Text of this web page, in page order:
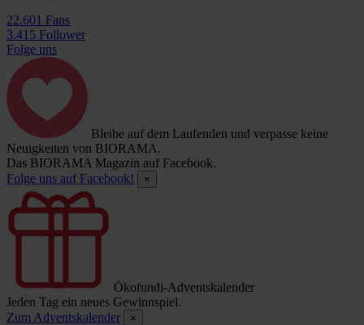
22.601 Fans
3.415 Follower
Folge uns
Bleibe auf dem Laufenden und verpasse keine
Neuigkeiten von BIORAMA.
Das BIORAMA Magazin auf Facebook.
Folge uns auf Facebook!
×
Ökofundi-Adventskalender
Jeden Tag ein neues Gewinnspiel.
Zum Adventskalender
×